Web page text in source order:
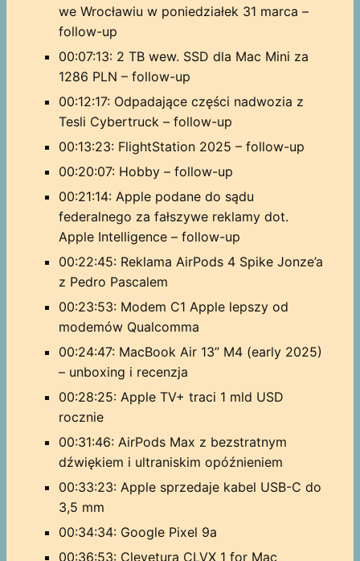
we Wrocławiu w poniedziałek 31 marca –
follow-up
00:07:13: 2 TB wew. SSD dla Mac Mini za
1286 PLN – follow-up
00:12:17: Odpadające części nadwozia z
Tesli Cybertruck – follow-up
00:13:23: FlightStation 2025 – follow-up
00:20:07: Hobby – follow-up
00:21:14: Apple podane do sądu
federalnego za fałszywe reklamy dot.
Apple Intelligence – follow-up
00:22:45: Reklama AirPods 4 Spike Jonze’a
z Pedro Pascalem
00:23:53: Modem C1 Apple lepszy od
modemów Qualcomma
00:24:47: MacBook Air 13” M4 (early 2025)
– unboxing i recenzja
00:28:25: Apple TV+ traci 1 mld USD
rocznie
00:31:46: AirPods Max z bezstratnym
dźwiękiem i ultraniskim opóźnieniem
00:33:23: Apple sprzedaje kabel USB-C do
3,5 mm
00:34:34: Google Pixel 9a
00:36:53: Clevetura CLVX 1 for Mac